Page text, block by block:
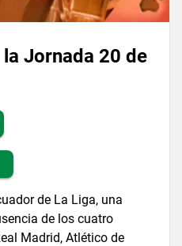
Jornada 20 de
de La Liga, una
de los cuatro
Madrid, Atlético de